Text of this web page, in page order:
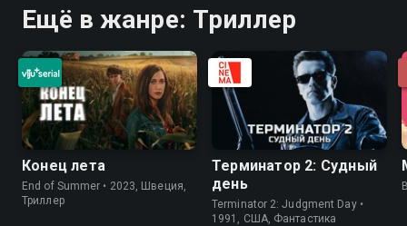
Ещё в жанре: Триллер
Конец лета
End of Summer • 2023, Швеция,
Триллер
Терминатор 2: Судный
день
Terminator 2: Judgment Day •
1991, США, Фантастика